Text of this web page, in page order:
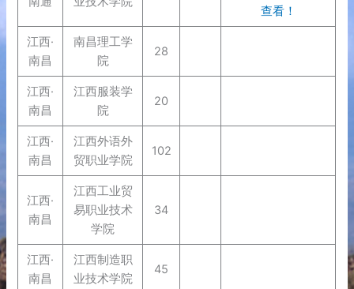
查看！
江西·
南昌
南昌理工学
院
28
江西·
南昌
江西服装学
院
20
江西·
南昌
江西外语外
贸职业学院
102
江西·
南昌
江西工业贸
易职业技术
学院
34
江西·
南昌
江西制造职
业技术学院
45